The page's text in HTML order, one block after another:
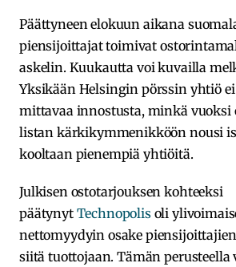
Päättyneen elokuun aikana
piensijoittajat toimivat
askelin. Kuukautta voi kuvailla
Yksikään Helsingin pörssin yhtiö
mittavaa innostusta, minkä vuoksi
listan kärkikymmenikköön nousi
kooltaan pienempiä yhtiöitä.
Julkisen ostotarjouksen kohteeksi
päätynyt Technopolisoli
nettomyydyin osake
siitä tuottojaan. Tämän perusteella